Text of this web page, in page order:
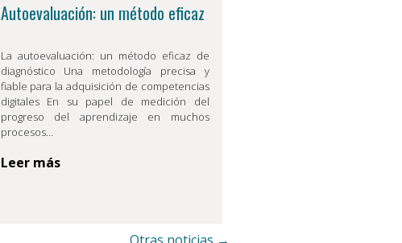
Autoevaluación: un método eficaz
La autoevaluación: un método eficaz de
diagnóstico Una metodología precisa y
fiable para la adquisición de competencias
digitales En su papel de medición del
progreso del aprendizaje en muchos
procesos…
Leer más